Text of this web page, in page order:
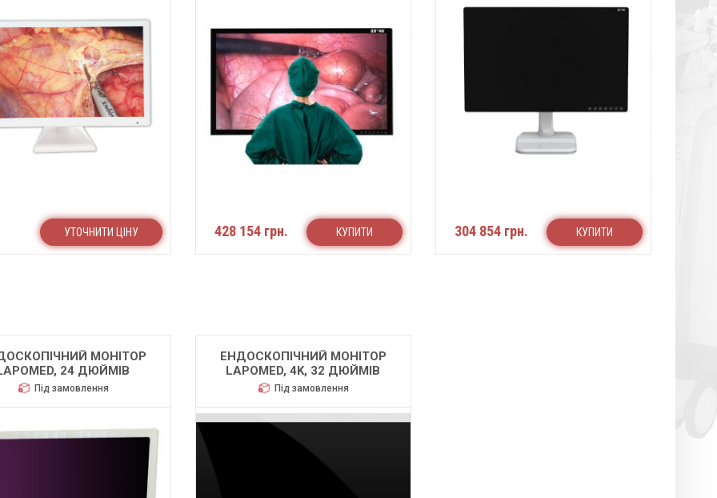
УТОЧНИТИ ЦІНУ 428 154 грн. КУПИТИ 304 854 грн. КУПИТИ
МОНІТОР
24 ДЮЙМІВ
Під замовлення
ЕНДОСКОПІЧНИЙ МОНІТОР
LAPOMED, 4K, 32 ДЮЙМІВ
Під замовлення